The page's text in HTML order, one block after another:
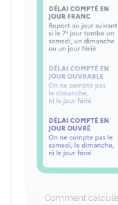
Comment